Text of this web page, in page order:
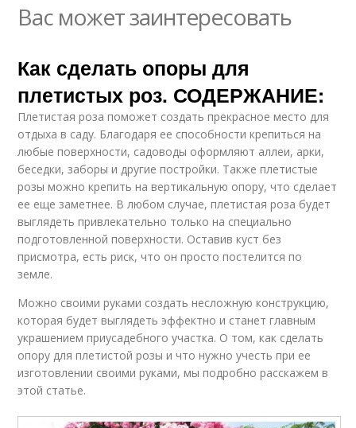
Вас может заинтересовать
Как сделать опоры для
плетистых роз. СОДЕРЖАНИЕ:
Плетистая роза поможет создать прекрасное место для
отдыха в саду. Благодаря ее способности крепиться на
любые поверхности, садоводы оформляют аллеи, арки,
беседки, заборы и другие постройки. Также плетистые
розы можно крепить на вертикальную опору, что сделает
ее еще заметнее. В любом случае, плетистая роза будет
выглядеть привлекательно только на специально
подготовленной поверхности. Оставив куст без
присмотра, есть риск, что он просто постелится по
земле.
Можно своими руками создать несложную конструкцию,
которая будет выглядеть эффектно и станет главным
украшением приусадебного участка. О том, как сделать
опору для плетистой розы и что нужно учесть при ее
изготовлении своими руками, мы подробно расскажем в
этой статье.